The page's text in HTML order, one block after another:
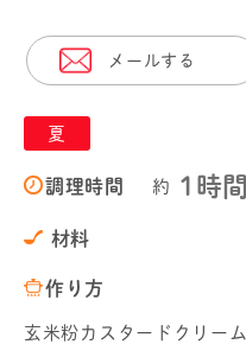
メールする
夏
調理時間 約 1時間
材料
作り方
玄米粉カスタードクリー